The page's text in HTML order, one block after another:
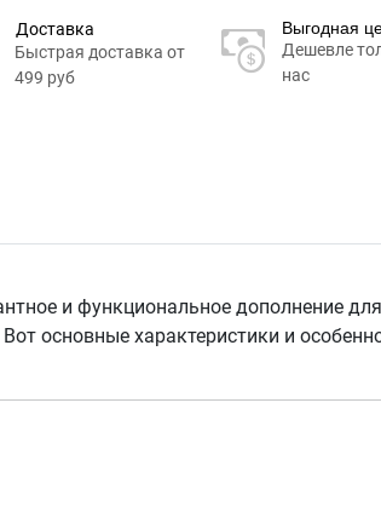
Доставка
Быстрая доставка от
499 руб
Выгодная
Дешевле
нас
и функциональное дополнение для
основные характеристики и